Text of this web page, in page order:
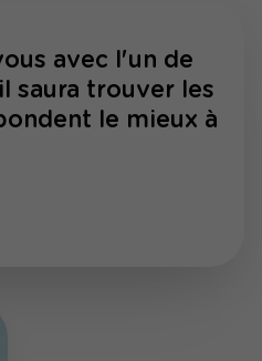
avec l'un de
saura trouver les
le mieux à